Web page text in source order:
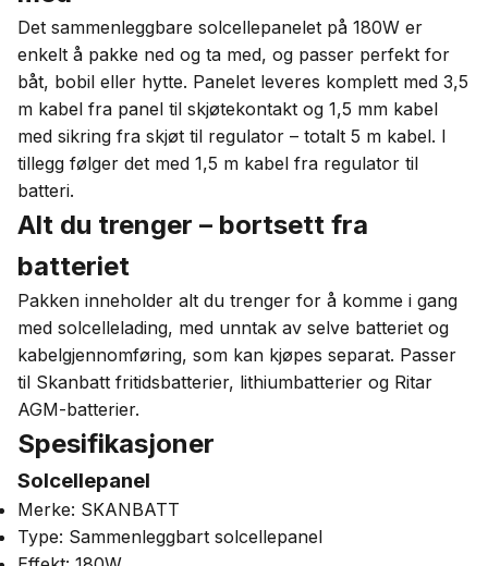
Det sammenleggbare solcellepanelet på 180W er
enkelt å pakke ned og ta med, og passer perfekt for
båt, bobil eller hytte. Panelet leveres komplett med 3,5
m kabel fra panel til skjøtekontakt og 1,5 mm kabel
med sikring fra skjøt til regulator – totalt 5 m kabel. I
tillegg følger det med 1,5 m kabel fra regulator til
batteri.
Alt du trenger – bortsett fra
batteriet
Pakken inneholder alt du trenger for å komme i gang
med solcellelading, med unntak av selve batteriet og
kabelgjennomføring, som kan kjøpes separat. Passer
til Skanbatt fritidsbatterier, lithiumbatterier og Ritar
AGM-batterier.
Spesifikasjoner
Solcellepanel
Merke: SKANBATT
Type: Sammenleggbart solcellepanel